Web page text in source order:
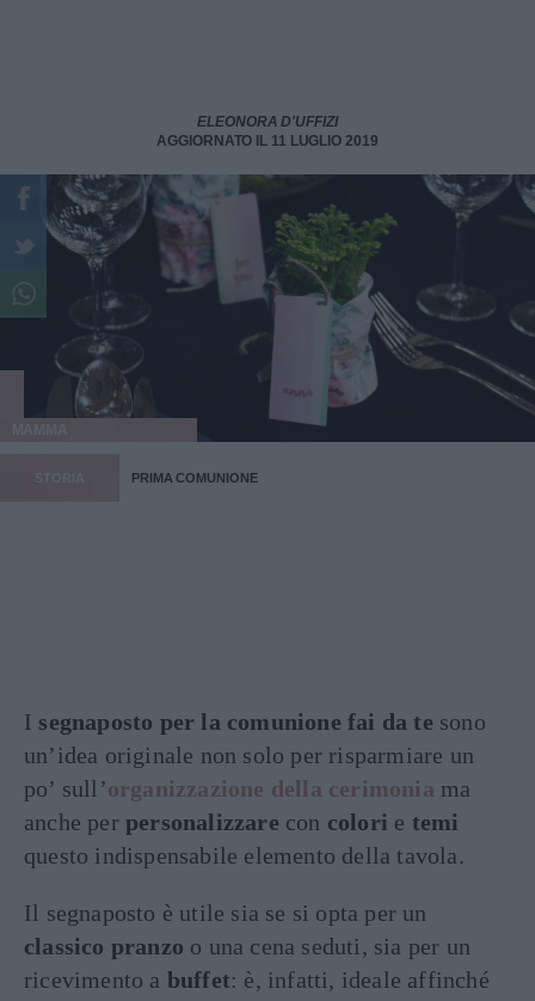
ELEONORA D'UFFIZI
AGGIORNATO IL 11 LUGLIO 2019
PRIMA COMUNIONE
I segnaposto per la comunione fai da te sono
un’idea originale non solo per risparmiare un
po’ sull’organizzazione della cerimonia ma
anche per personalizzare con colori e temi
questo indispensabile elemento della tavola.
Il segnaposto è utile sia se si opta per un
classico pranzo o una cena seduti, sia per un
ricevimento a buffet: è, infatti, ideale affinché